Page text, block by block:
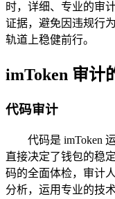
时，详细、专业的审
证据，避免因违规行
轨道上稳健前行。
imToken 审计
代码审计
代码是 imToken
直接决定了钱包的稳
码的全面体检，审计
分析，运用专业的技